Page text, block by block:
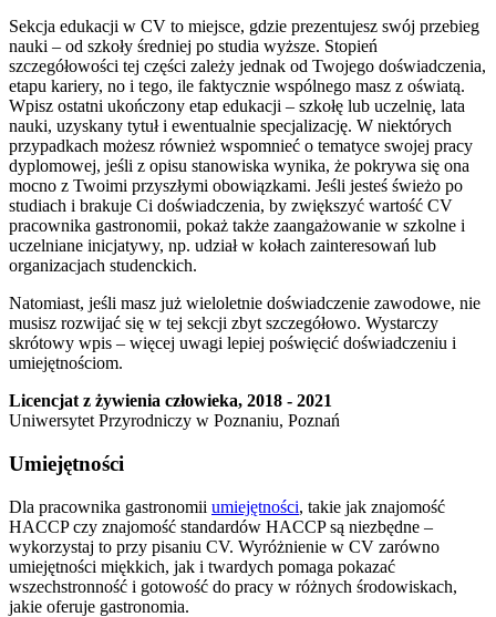
Sekcja edukacji w CV to miejsce, gdzie prezentujesz swój przebieg
nauki – od szkoły średniej po studia wyższe. Stopień
szczegółowości tej części zależy jednak od Twojego doświadczenia,
etapu kariery, no i tego, ile faktycznie wspólnego masz z oświatą.
Wpisz ostatni ukończony etap edukacji – szkołę lub uczelnię, lata
nauki, uzyskany tytuł i ewentualnie specjalizację. W niektórych
przypadkach możesz również wspomnieć o tematyce swojej pracy
dyplomowej, jeśli z opisu stanowiska wynika, że pokrywa się ona
mocno z Twoimi przyszłymi obowiązkami. Jeśli jesteś świeżo po
studiach i brakuje Ci doświadczenia, by zwiększyć wartość CV
pracownika gastronomii, pokaż także zaangażowanie w szkolne i
uczelniane inicjatywy, np. udział w kołach zainteresowań lub
organizacjach studenckich.
Natomiast, jeśli masz już wieloletnie doświadczenie zawodowe, nie
musisz rozwijać się w tej sekcji zbyt szczegółowo. Wystarczy
skrótowy wpis – więcej uwagi lepiej poświęcić doświadczeniu i
umiejętnościom.
Licencjat z żywienia człowieka, 2018 - 2021
Uniwersytet Przyrodniczy w Poznaniu, Poznań
Umiejętności
Dla pracownika gastronomii umiejętności, takie jak znajomość
HACCP czy znajomość standardów HACCP są niezbędne –
wykorzystaj to przy pisaniu CV. Wyróżnienie w CV zarówno
umiejętności miękkich, jak i twardych pomaga pokazać
wszechstronność i gotowość do pracy w różnych środowiskach,
jakie oferuje gastronomia.